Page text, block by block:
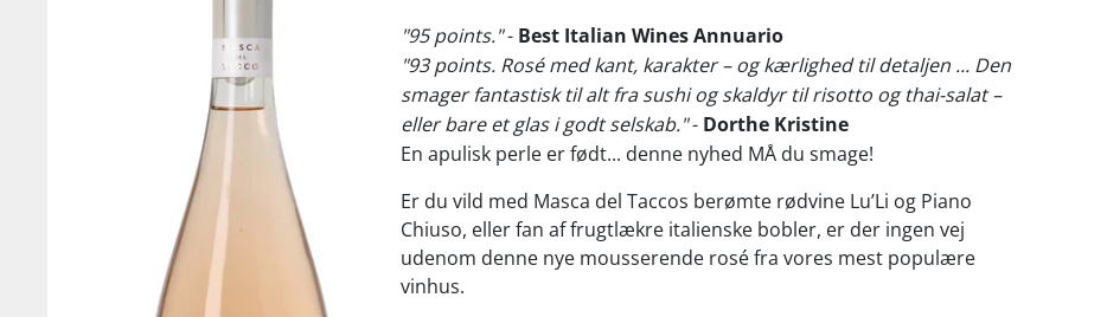
"95 points."- Best Italian Wines Annuario
"93 points. Rosé med kant, karakter – og kærlighed til detaljen ... Den
smager fantastisk til alt fra sushi og skaldyr til risotto og thai-salat –
eller bare et glas i godt selskab."- Dorthe Kristine
En apulisk perle er født... denne nyhed MÅ du smage!
Er du vild med Masca del Taccos berømte rødvine Lu’Li og Piano
Chiuso, eller fan af frugtlækre italienske bobler, er der ingen vej
udenom denne nye mousserende rosé fra vores mest populære
vinhus.